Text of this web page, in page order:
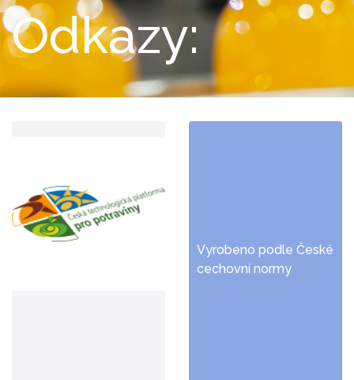
Odkazy:
Vyrobeno podle České
cechovní normy